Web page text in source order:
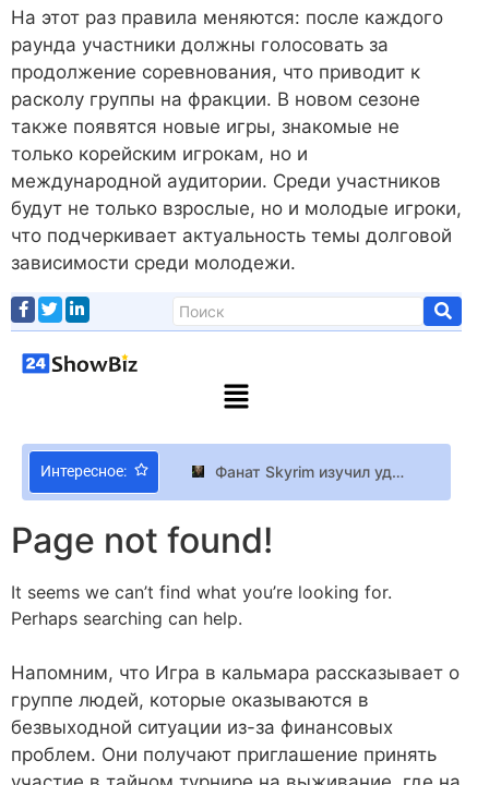
На этот раз правила меняются: после каждого
раунда участники должны голосовать за
продолжение соревнования, что приводит к
расколу группы на фракции. В новом сезоне
также появятся новые игры, знакомые не
только корейским игрокам, но и
международной аудитории. Среди участников
будут не только взрослые, но и молодые игроки,
что подчеркивает актуальность темы долговой
зависимости среди молодежи.
Напомним, что Игра в кальмара рассказывает о
группе людей, которые оказываются в
безвыходной ситуации из-за финансовых
проблем. Они получают приглашение принять